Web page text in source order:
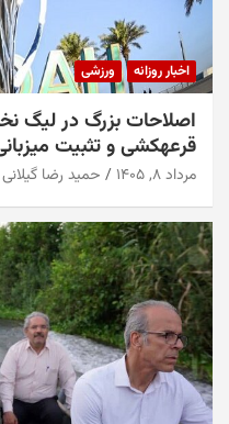
اخبار روزانه ورزشی
اصلاحات بزرگ در لیگ
قرعهکشی و تثبیت
مرداد ۸, ۱۴۰۵ حمید رضا گیلانی